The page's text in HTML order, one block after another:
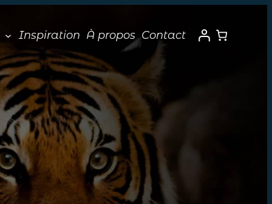
Inspiration À propos Contact